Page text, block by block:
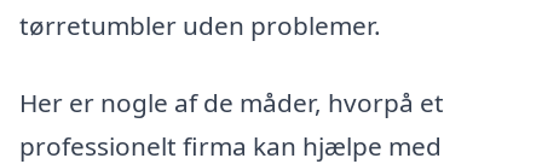
tørretumbler uden problemer.
Her er nogle af de måder, hvorpå et
professionelt firma kan hjælpe med